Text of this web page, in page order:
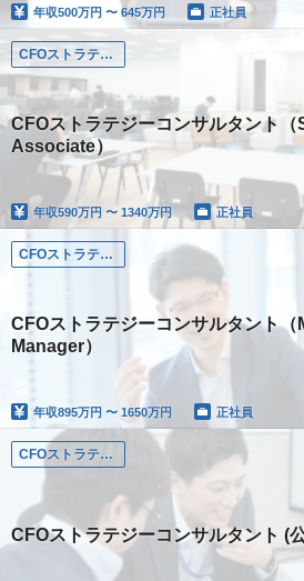
年収500万円 〜 645万円 正社員
CFOストラテジーコンサルタント（Senior Associate）
CFOストラテジーコンサルタント
Associate）
年収590万円 〜 1340万円 正社員
CFOストラテジーコンサルタント（Manager-Senior Manager）
CFOストラテジーコンサルタント
Manager）
年収895万円 〜 1650万円 正社員
CFOストラテジーコンサルタント (公認会計士)
CFOストラテジーコンサルタント (